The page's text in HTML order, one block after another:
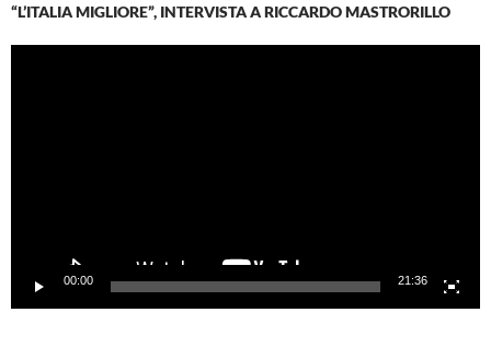
“L’ITALIA MIGLIORE”, INTERVISTA A RICCARDO MASTRORILLO
00:00 21:36